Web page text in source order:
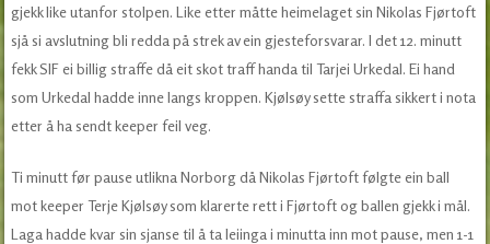
gjekk like utanfor stolpen. Like etter måtte heimelaget sin Nikolas Fjørtoft
sjå si avslutning bli redda på strek av ein gjesteforsvarar. I det 12. minutt
fekk SIF ei billig straffe då eit skot traff handa til Tarjei Urkedal. Ei hand
som Urkedal hadde inne langs kroppen. Kjølsøy sette straffa sikkert i nota
etter å ha sendt keeper feil veg.
Ti minutt før pause utlikna Norborg då Nikolas Fjørtoft følgte ein ball
mot keeper Terje Kjølsøy som klarerte rett i Fjørtoft og ballen gjekk i mål.
Laga hadde kvar sin sjanse til å ta leiinga i minutta inn mot pause, men 1-1